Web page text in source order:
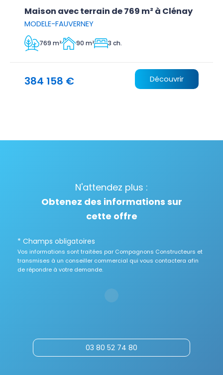
Maison avec terrain de 769 m² à Clénay
MODELE-FAUVERNEY
769 m² 90 m² 3 ch.
384 158 € Découvrir
N'attendez plus :
Obtenez des informations sur
cette offre
* Champs obligatoires
Vos informations sont traitées par Compagnons Constructeurs et
transmises à un conseiller commercial qui vous contactera afin
de répondre à votre demande.
03 80 52 74 80